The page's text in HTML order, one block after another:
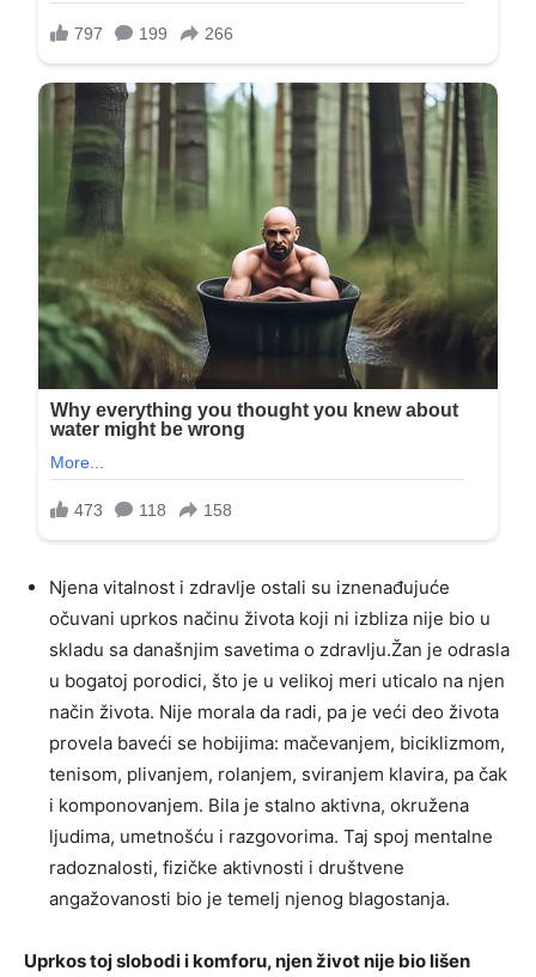
Njena vitalnost i zdravlje ostali su iznenađujuće
očuvani uprkos načinu života koji ni izbliza nije bio u
skladu sa današnjim savetima o zdravlju.Žan je odrasla
u bogatoj porodici, što je u velikoj meri uticalo na njen
način života. Nije morala da radi, pa je veći deo života
provela baveći se hobijima: mačevanjem, biciklizmom,
tenisom, plivanjem, rolanjem, sviranjem klavira, pa čak
i komponovanjem. Bila je stalno aktivna, okružena
ljudima, umetnošću i razgovorima. Taj spoj mentalne
radoznalosti, fizičke aktivnosti i društvene
angažovanosti bio je temelj njenog blagostanja.
Uprkos toj slobodi i komforu, njen život nije bio lišen